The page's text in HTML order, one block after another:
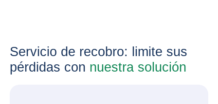
Servicio de recobro: limite sus
pérdidas con nuestra solución